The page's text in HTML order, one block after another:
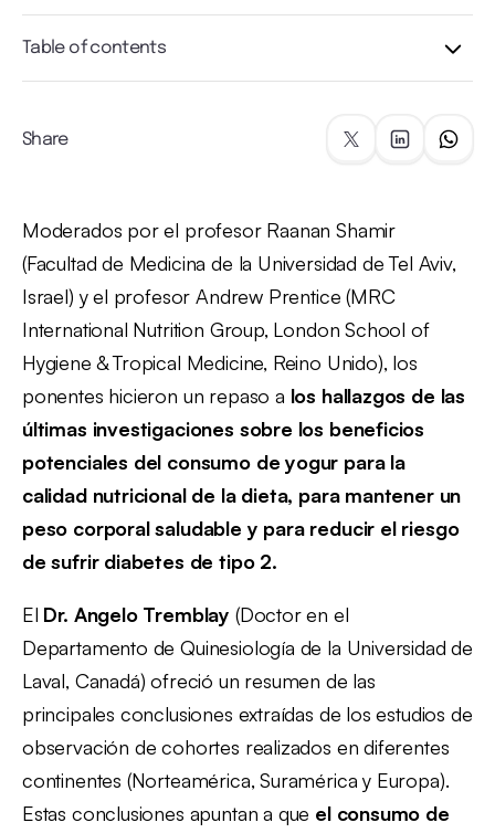
Table of contents
Share
Moderados por el profesor Raanan Shamir
(Facultad de Medicina de la Universidad de Tel Aviv,
Israel) y el profesor Andrew Prentice (MRC
International Nutrition Group, London School of
Hygiene & Tropical Medicine, Reino Unido), los
ponentes hicieron un repaso a los hallazgos de las
últimas investigaciones sobre los beneficios
potenciales del consumo de yogur para la
calidad nutricional de la dieta, para mantener un
peso corporal saludable y para reducir el riesgo
de sufrir diabetes de tipo 2.
El Dr. Angelo Tremblay (Doctor en el
Departamento de Quinesiología de la Universidad de
Laval, Canadá) ofreció un resumen de las
principales conclusiones extraídas de los estudios de
observación de cohortes realizados en diferentes
continentes (Norteamérica, Suramérica y Europa).
Estas conclusiones apuntan a que el consumo de